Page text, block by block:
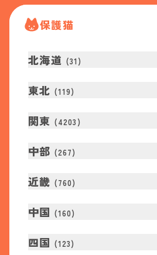
保護猫
北海道 (31 )
東北 (119)
関東 (4203 )
中部 (267)
近畿 (760)
中国 (160)
四国 (123)